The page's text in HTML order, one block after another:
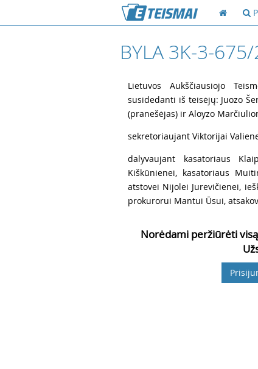
BYLA 3K-3-
Lietuvos Aukščiausiojo
susidedanti iš teisėjų: Juozo
(pranešėjas) ir Aloyzo
sekretoriaujant Viktorijai
dalyvaujant kasatoriaus
Kiškūnienei, kasatoriaus
atstovei Nijolei Jurevičienei,
prokurorui Mantui Ūsui,
Norėdami peržiūrėti